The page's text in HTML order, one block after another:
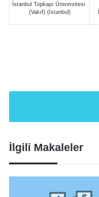
İstanbul Topkapı Üniversitesi
(Vakıf) (İstanbul)
İlgili Makaleler